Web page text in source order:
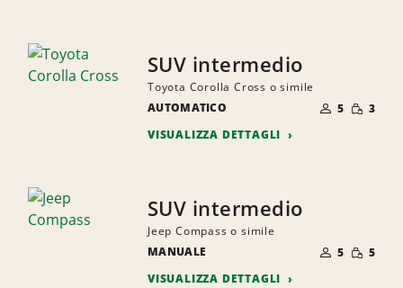
SUV intermedio
Toyota Corolla Cross o simile
AUTOMATICO
DI
PERSONE
5 RIDOTTA
3
VISUALIZZA DETTAGLI
SUV intermedio
Jeep Compass o simile
MANUALE
DI
PERSONE
5 RIDOTTA
5
VISUALIZZA DETTAGLI